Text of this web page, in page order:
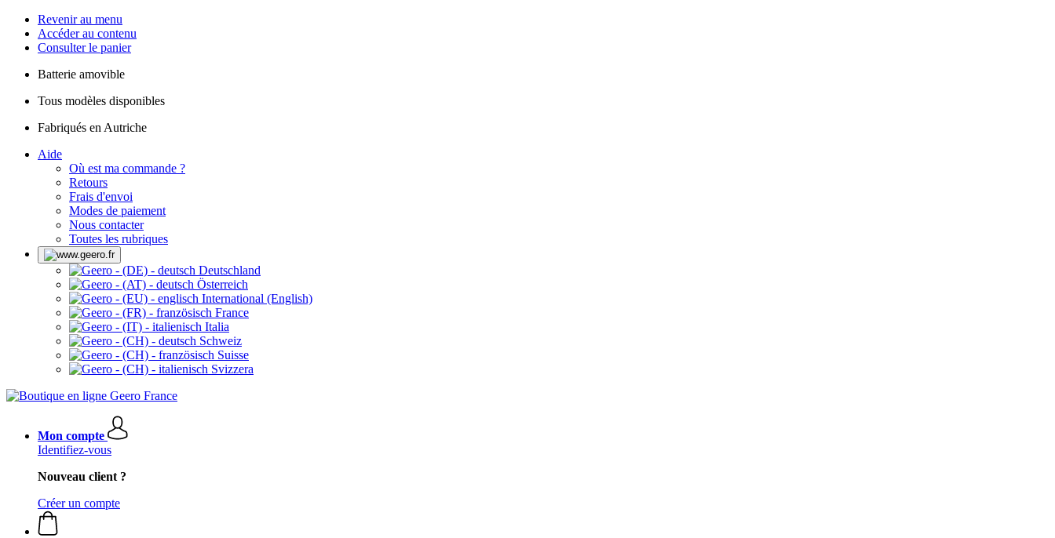
Revenir au menu
Accéder au contenu
Consulter le panier
Batterie amovible
Tous modèles disponibles
Fabriqués en Autriche
Aide
Où est ma commande ?
Retours
Frais d'envoi
Modes de paiement
Nous contacter
Toutes les rubriques
Deutschland
Österreich
International (English)
France
Italia
Schweiz
Suisse
Svizzera
Mon compte
Identifiez-vous
Nouveau client ?
Créer un compte